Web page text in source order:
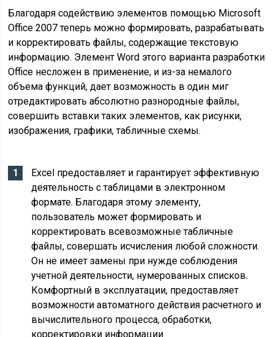
Благодаря содействию элементов помощью Microsoft
Office 2007 теперь можно формировать, разрабатывать
и корректировать файлы, содержащие текстовую
информацию. Элемент Word этого варианта разработки
Office несложен в применение, и из-за немалого
объема функций, дает возможность в один миг
отредактировать абсолютно разнородные файлы,
совершить вставки таких элементов, как рисунки,
изображения, графики, табличные схемы.
Excel предоставляет и гарантирует эффективную
деятельность с таблицами в электронном
формате. Благодаря этому элементу,
пользователь может формировать и
корректировать всевозможные табличные
файлы, совершать исчисления любой сложности.
Он не имеет замены при нужде соблюдения
учетной деятельности, нумерованных списков.
Комфортный в эксплуатации, предоставляет
возможности автоматного действия расчетного и
вычислительного процесса, обработки,
корректировки информации.